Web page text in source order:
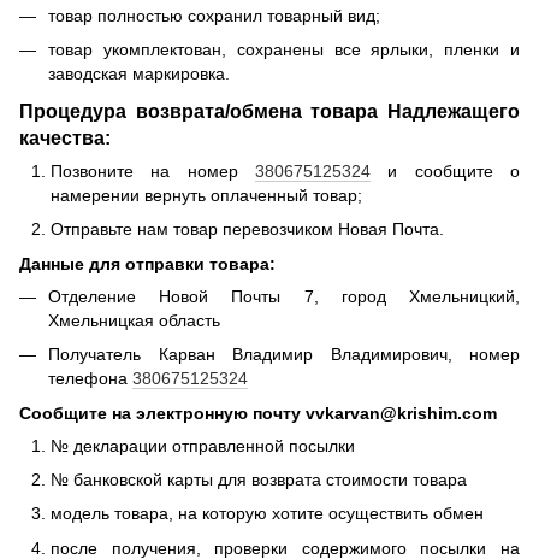
товар полностью сохранил товарный вид;
товар укомплектован, сохранены все ярлыки, пленки и
заводская маркировка.
Процедура возврата/обмена товара Надлежащего
качества:
Позвоните на номер 380675125324 и сообщите о
намерении вернуть оплаченный товар;
Отправьте нам товар перевозчиком Новая Почта.
Данные для отправки товара:
Отделение Новой Почты 7, город Хмельницкий,
Хмельницкая область
Получатель Карван Владимир Владимирович, номер
телефона 380675125324
Сообщите на электронную почту vvkarvan@krishim.com
№ декларации отправленной посылки
№ банковской карты для возврата стоимости товара
модель товара, на которую хотите осуществить обмен
после получения, проверки содержимого посылки на